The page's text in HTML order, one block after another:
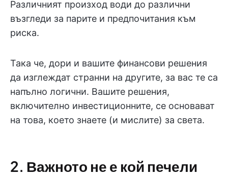
Различният произход води до различни
възгледи за парите и предпочитания към
риска.
Така че, дори и вашите финансови решения
да изглеждат странни на другите, за вас те са
напълно логични. Вашите решения,
включително инвестиционните, се основават
на това, което знаете (и мислите) за света.
2. Важното не е кой печели